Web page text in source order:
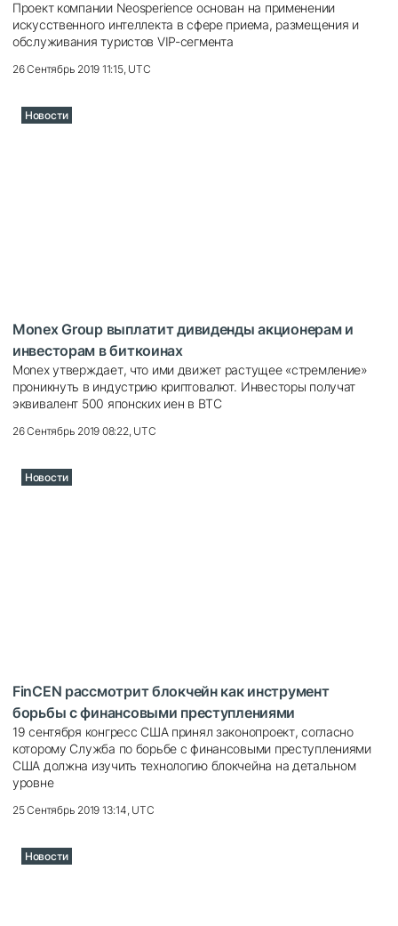
Проект компании Neosperience основан на применении
искусственного интеллекта в сфере приема, размещения и
обслуживания туристов VIP-сегмента
26 Сентябрь 2019 11:15, UTC
Новости
Monex Group выплатит дивиденды акционерам и
инвесторам в биткоинах
Monex утверждает, что ими движет растущее «стремление»
проникнуть в индустрию криптовалют. Инвесторы получат
эквивалент 500 японских иен в BTC
26 Сентябрь 2019 08:22, UTC
Новости
FinCEN рассмотрит блокчейн как инструмент
борьбы с финансовыми преступлениями
19 сентября конгресс США принял законопроект, согласно
которому Служба по борьбе с финансовыми преступлениями
США должна изучить технологию блокчейна на детальном
уровне
25 Сентябрь 2019 13:14, UTC
Новости